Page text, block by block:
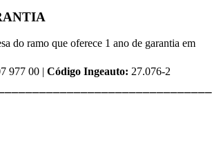
do ramo que oferece 1 ano de garantia em
977 00 | Código Ingeauto: 27.076-2